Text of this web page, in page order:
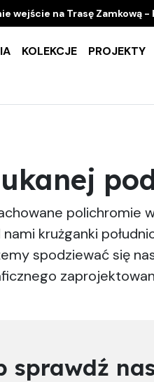
na Trasę Zamkową -
KOLEKCJE PROJEKTY
polichromie
krużganki
spodziewać się
sprawdź